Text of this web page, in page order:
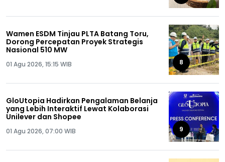
Wamen ESDM Tinjau PLTA Batang Toru,
Dorong Percepatan Proyek Strategis
Nasional 510 MW
01 Agu 2026, 15:15 WIB 8
GloUtopia Hadirkan Pengalaman Belanja
yang Lebih Interaktif Lewat Kolaborasi
Unilever dan Shopee
01 Agu 2026, 07:00 WIB 9